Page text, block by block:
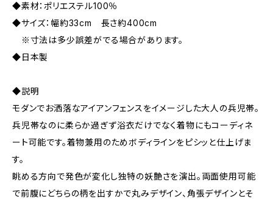
◆素材：ポリエステル100％
◆サイズ：幅約33cm 長さ約400cm
※寸法は多少誤差がでる場合があります。
◆日本製
◆説明
モダンでお洒落なアイアンフェンスをイメージした大人の兵児帯。
兵児帯なのに柔らか過ぎず浴衣だけでなく着物にもコーディネ
ート可能です。着物兼用のためボディラインをピシッと仕上げま
す。
眺める方向で発色が変化し独特の妖艶さを演出。両面使用可能
で前腹にどちらの柄を出すかで丸みデザイン、角張デザインとそ